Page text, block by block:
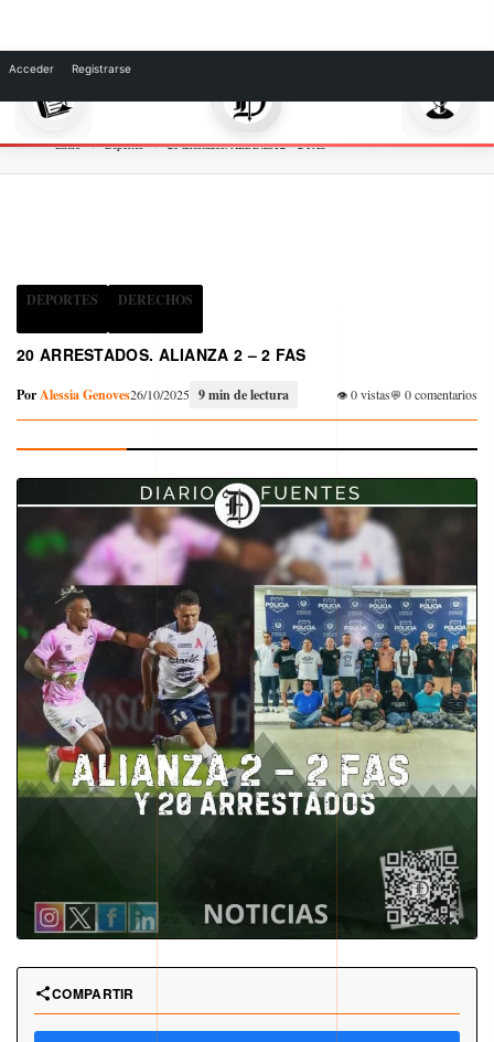
Inicio Deportes 20 arrestados. ALIANZA 2 – 2 FAS
DEPORTES DERECHOS
20 ARRESTADOS. ALIANZA 2 – 2 FAS
PorAlessia Genoves26/10/2025 9 min de lectura 0 vistas 0 comentarios
COMPARTIR
Acceder Registrarse